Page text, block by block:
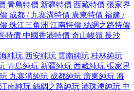
青島特價 新疆特價 西藏特價 張家界
成都 / 九寨溝特價 廣東特價 福建 /
珠江三角洲 江南特價 絲綢之路特價
特價 中國香港特價 奇山峻嶺 長沙
海純玩 西安純玩 雲南純玩 桂林純玩
青島純玩 新疆純玩 西藏純玩 張家界
九寨溝純玩 成都純玩 廣東純玩 海
南純玩 絲綢之路純玩 港珠澳純玩 中